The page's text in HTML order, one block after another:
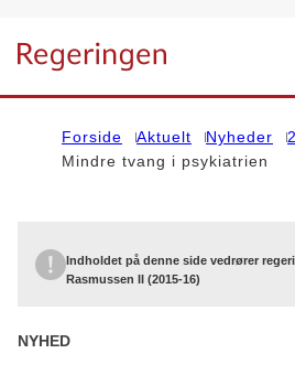
Gå til forsiden
Forside Aktuelt Nyheder
Mindre tvang i psykiatrien
Indholdet på denne side vedrører
Rasmussen II (2015-16)
NYHED